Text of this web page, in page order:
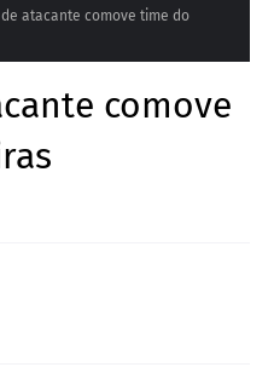
de atacante comove time do
comove